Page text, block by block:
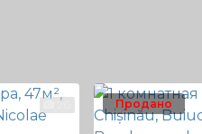
20 Продано